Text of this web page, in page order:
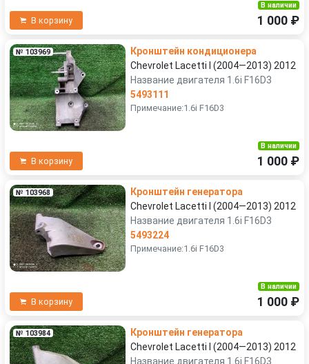
В корзину
В наличии
1 000 ₽
№ 103969
Кронштейн кондиционера
Chevrolet Lacetti I (2004—2013) 2012
Название двигателя 1.6i F16D3
5493111
Примечание:1.6i F16D3
В корзину
В наличии
1 000 ₽
№ 103968
Кронштейн генератора
Chevrolet Lacetti I (2004—2013) 2012
Название двигателя 1.6i F16D3
5493224
Примечание:1.6i F16D3
В корзину
В наличии
1 000 ₽
№ 103984
Кронштейн генератора
Chevrolet Lacetti I (2004—2013) 2012
Название двигателя 1.6i F16D3